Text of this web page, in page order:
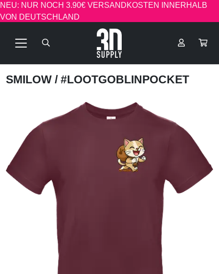
NEU: NUR NOCH 3.90€ VERSANDKOSTEN INNERHALB
VON DEUTSCHLAND
SMILOW / #LOOTGOBLINPOCKET